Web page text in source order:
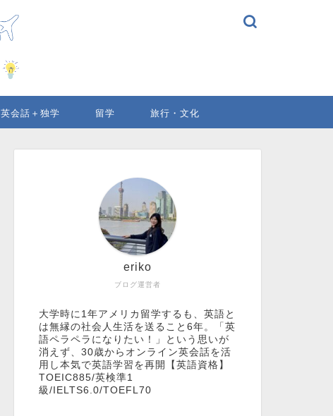
英会話＋独学 留学 旅行・文化
ブログ運営者
eriko
大学時に1年アメリカ留学するも、英語と
は無縁の社会人生活を送ること6年。「英
語ペラペラになりたい！」という思いが
消えず、30歳からオンライン英会話を活
用し本気で英語学習を再開【英語資格】
TOEIC885/英検準1
級/IELTS6.0/TOEFL70